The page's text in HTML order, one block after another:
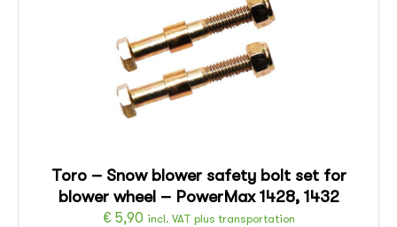
Toro – Snow blower safety bolt set for
blower wheel – PowerMax 1428, 1432
€ 5,90 incl. VAT plus transportation